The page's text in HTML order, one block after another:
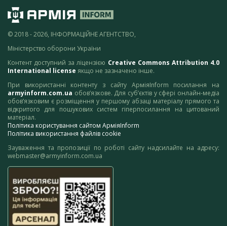
© 2018 - 2026, ІНФОРМАЦІЙНЕ АГЕНТСТВО,
Міністерство оборони України
Контент доступний за ліцензією Creative Commons Attribution 4.0
International license якщо не зазначено інше.
При використанні контенту з сайту АрміяInform посилання на
armyinform.com.ua обов’язкове. Для суб’єктів у сфері онлайн-медіа
обов’язковим є розміщення у першому абзаці матеріалу прямого та
відкритого для пошукових систем гіперпосилання на цитований
матеріал.
Політика користування сайтом АрміяInform
Політика використання файлів cookie
Зауваження та пропозиції по роботі сайту надсилайте на адресу:
webmaster@armyinform.com.ua